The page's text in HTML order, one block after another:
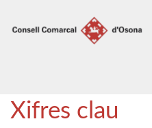
Xifres clau